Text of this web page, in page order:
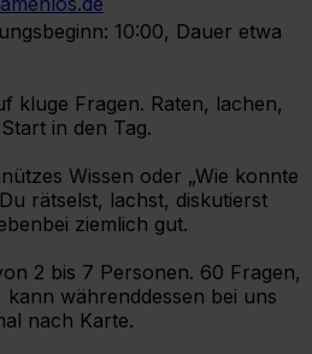
10:00, Dauer etwa
kluge Fragen. Raten, lachen,
in den Tag.
Wissen oder „Wie konnte
rätselst, lachst, diskutierst
ziemlich gut.
2 bis 7 Personen. 60 Fragen,
währenddessen bei uns
nach Karte.